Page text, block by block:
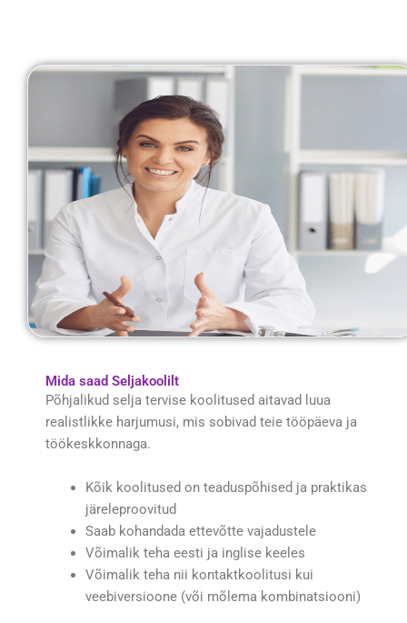
Mida saad Seljakoolilt
Põhjalikud selja tervise koolitused aitavad luua
realistlikke harjumusi, mis sobivad teie tööpäeva ja
töökeskkonnaga.
Kõik koolitused on teaduspõhised ja praktikas
järeleproovitud
Saab kohandada ettevõtte vajadustele
Võimalik teha eesti ja inglise keeles
Võimalik teha nii kontaktkoolitusi kui
veebiversioone (või mõlema kombinatsiooni)